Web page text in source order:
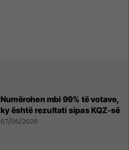
Numërohen mbi 99% të votave,
ky është rezultati sipas KQZ-së
07/06/2026